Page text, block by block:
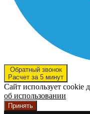
Обратный звонок
Расчет за 5 минут
Сайт использует cookie
об использовании
Принять